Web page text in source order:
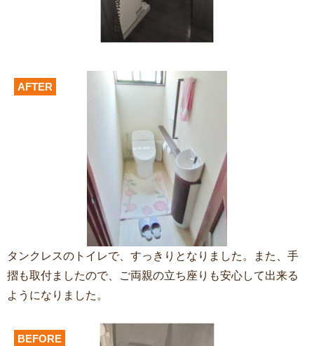
AFTER
タンクレスのトイレで、すっきりとなりました。また、手
摺も取付ましたので、ご両親の立ち座りも安心して出来る
ようになりました。
BEFORE